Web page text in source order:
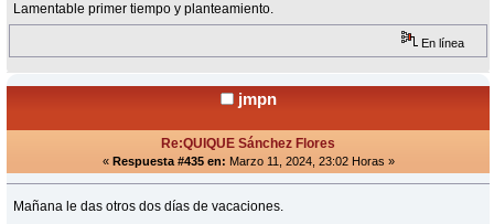
Lamentable primer tiempo y planteamiento.
En línea
jmpn
Re:QUIQUE Sánchez Flores
« Respuesta #435 en: Marzo 11, 2024, 23:02 Horas »
Mañana le das otros dos días de vacaciones.